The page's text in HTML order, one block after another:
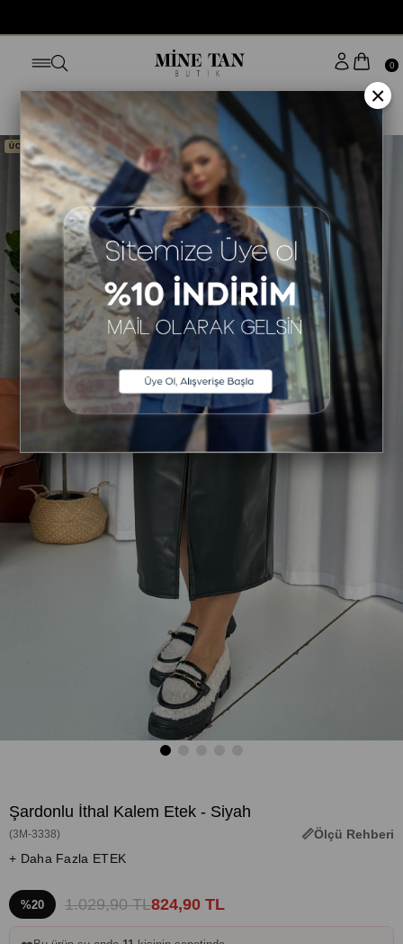
0
Anasayfa ALT GİYİM
ÜCRETSİZ KARGO
Şardonlu İthal Kalem Etek - Siyah
(3M-3338)
Ölçü Rehberi
+ Daha Fazla ETEK
%20 1.029,90 TL824,90 TL
×